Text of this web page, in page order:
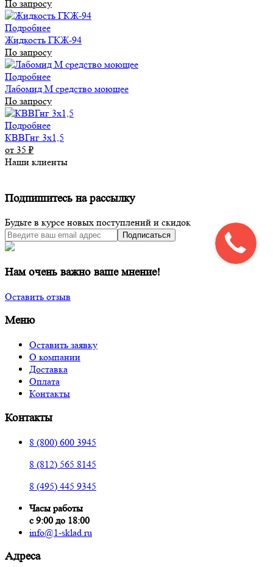
По запросу
Подробнее
Жидкость ГКЖ-94
По запросу
Подробнее
Лабомид М средство моющее
По запросу
Подробнее
КВВГнг 3х1,5
от 35 ₽
Наши клиенты
Подпишитесь на рассылку
Будьте в курсе новых поступлений и скидок
Подписаться
Нам очень важно ваше мнение!
Оставить отзыв
Меню
Оставить заявку
О компании
Доставка
Оплата
Контакты
Контакты
8 (800) 600 3945
8 (812) 565 8145
8 (495) 445 9345
Часы работы
с 9:00 до 18:00
info@1-sklad.ru
Адреса